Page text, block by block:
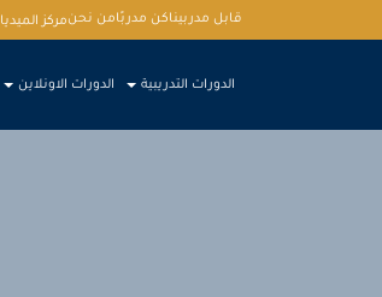
قابل مدربيناكن مدربًامن نحنمركز الميديا
الدورات الاونلاين الدورات التدريبية